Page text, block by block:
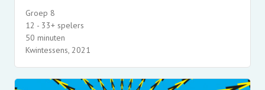
Groep 8
12 - 33+ spelers
50 minuten
Kwintessens, 2021